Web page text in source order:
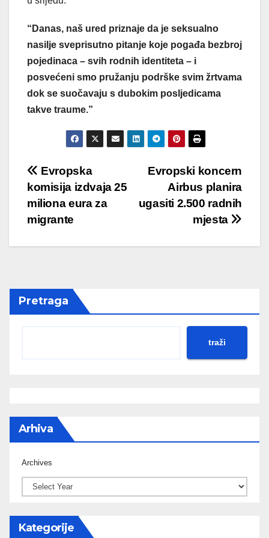
“Danas, naš ured priznaje da je seksualno
nasilje sveprisutno pitanje koje pogađa bezbroj
pojedinaca – svih rodnih identiteta – i
posvećeni smo pružanju podrške svim žrtvama
dok se suočavaju s dubokim posljedicama
takve traume.”
Post
navigation
Evropski koncern
Airbus planira
ugasiti 2.500 radnih
mjesta
Evropska
komisija izdvaja 25
miliona eura za
migrante
Pretraga
traži
Arhiva
Archives
Kategorije